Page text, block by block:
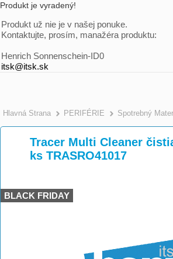
Produkt je vyradený!
Produkt už nie je v našej ponuke.
Kontaktujte, prosím, manažéra produktu:
Henrich Sonnenschein-ID0
itsk@itsk.sk
Hlavná Strana >
PERIFÉRIE Spotrebný
Tracer Multi Cleaner
ks TRASRO41017
BLACK FRIDAY